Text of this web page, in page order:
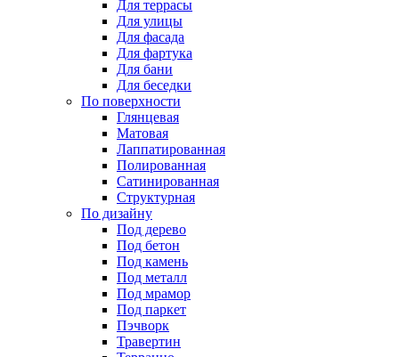
Для террасы
Для улицы
Для фасада
Для фартука
Для бани
Для беседки
По поверхности
Глянцевая
Матовая
Лаппатированная
Полированная
Сатинированная
Структурная
По дизайну
Под дерево
Под бетон
Под камень
Под металл
Под мрамор
Под паркет
Пэчворк
Травертин